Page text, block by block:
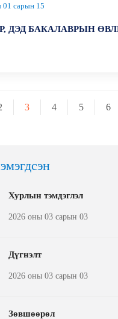
01 сарын 15
ДЭД БАКАЛАВРЫН
3 4 5 6
Хурлын тэмдэглэл
2026 оны 03 сарын 03
Дүгнэлт
2026 оны 03 сарын 03
Зөвшөөрөл